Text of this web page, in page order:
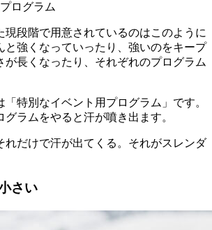
ログラム
現段階で用意されているのはこのように
と強くなっていったり、強いのをキープ
が長くなったり、それぞれのプログラム
特別なイベント用プログラム」です。
ラムをやると汗が噴き出ます。
れだけで汗が出てくる。それがスレンダ
さい